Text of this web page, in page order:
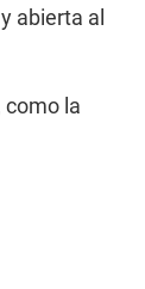
abierta al
como la